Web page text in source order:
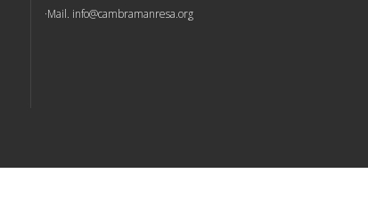
Mail. info@cambramanresa.org